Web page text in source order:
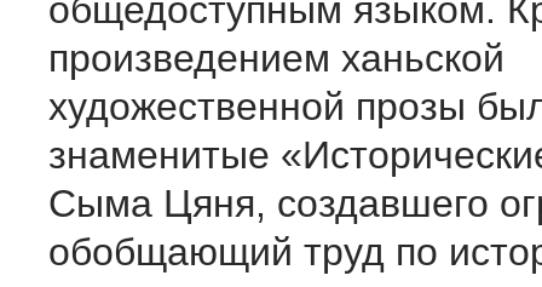
общедоступным языком.
произведением ханьской
художественной прозы
знаменитые
Сыма Цяня, создавшего
обобщающий труд по